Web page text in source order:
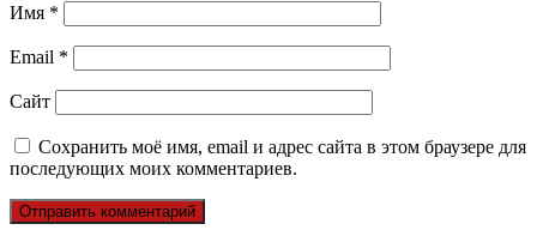
Имя *
Email *
Сайт
Сохранить моё имя, email и адрес сайта в этом браузере для
последующих моих комментариев.